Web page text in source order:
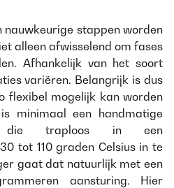
nauwkeurige stappen worden
alleen afwisselend om fases
Afhankelijk van het soort
variëren. Belangrijk is dus
flexibel mogelijk kan worden
minimaal een handmatige
die traploos in een
tot 110 graden Celsius in te
gaat dat natuurlijk met een
aansturing. Hier